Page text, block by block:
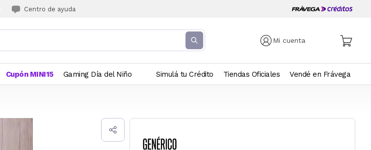
Centro de ayuda
Mi cuenta
Cupón MINI15 Gaming Día del Niño Simulá tu Crédito Tiendas Oficiales Vendé en Frávega